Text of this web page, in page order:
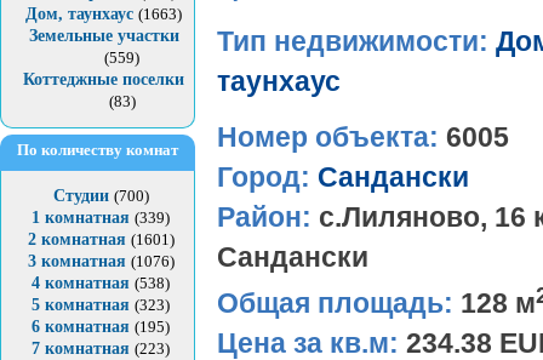
Дом, таунхаус (1663)
Земельные участки
(559)
Коттеджные поселки
(83)
По количеству комнат
Студии (700)
1 комнатная (339)
2 комнатная (1601)
3 комнатная (1076)
4 комнатная (538)
5 комнатная (323)
6 комнатная (195)
7 комнатная (223)
Тип недвижимости:
таунхаус
Номер объекта: 6005
Город: Сандански
Район: с.Лиляново, 16
Сандански
Общая площадь: 128 м
Цена за кв.м: 234.38